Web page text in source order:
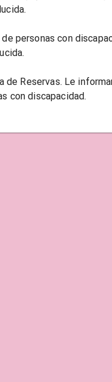
personas con
de Reservas. Le
con discapacidad.